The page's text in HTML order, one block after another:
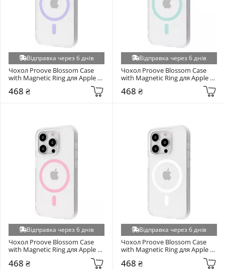
Відправка через 6 днів
Чохол Proove Blossom Case
with Magnetic Ring для Apple
(6938170254)
468 ₴
Відправка через 6 днів
Чохол Proove Blossom Case
with Magnetic Ring для Apple
(6973821054)
468 ₴
Відправка через 6 днів
Чохол Proove Blossom Case
with Magnetic Ring для Apple
(6973102948)
468 ₴
Відправка через 6 днів
Чохол Proove Blossom Case
with Magnetic Ring для Apple
(6913975284)
468 ₴